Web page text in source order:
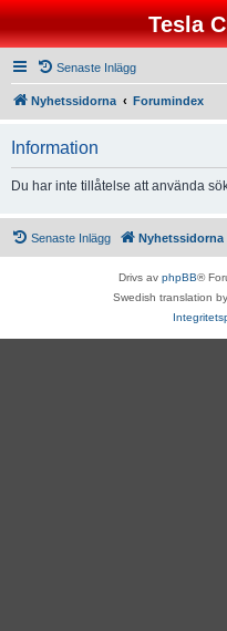
Tesla
Senaste Inlägg
Nyhetssidorna Forumindex
Information
Du har inte tillåtelse att använda
Senaste Inlägg Nyhetssidorna
Drivs av phpBB®
Swedish translation by